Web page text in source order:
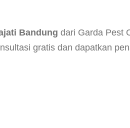
Bandung dari Garda Pest
gratis dan dapatkan